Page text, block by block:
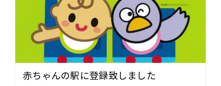
赤ちゃんの駅に登録致しました